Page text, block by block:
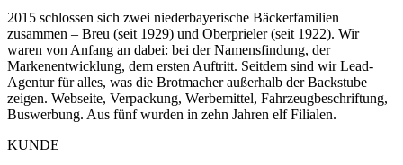
2015 schlossen sich zwei niederbayerische Bäckerfamilien
zusammen – Breu (seit 1929) und Oberprieler (seit 1922). Wir
waren von Anfang an dabei: bei der Namensfindung, der
Markenentwicklung, dem ersten Auftritt. Seitdem sind wir Lead-
Agentur für alles, was die Brotmacher außerhalb der Backstube
zeigen. Webseite, Verpackung, Werbemittel, Fahrzeugbeschriftung,
Buswerbung. Aus fünf wurden in zehn Jahren elf Filialen.
KUNDE